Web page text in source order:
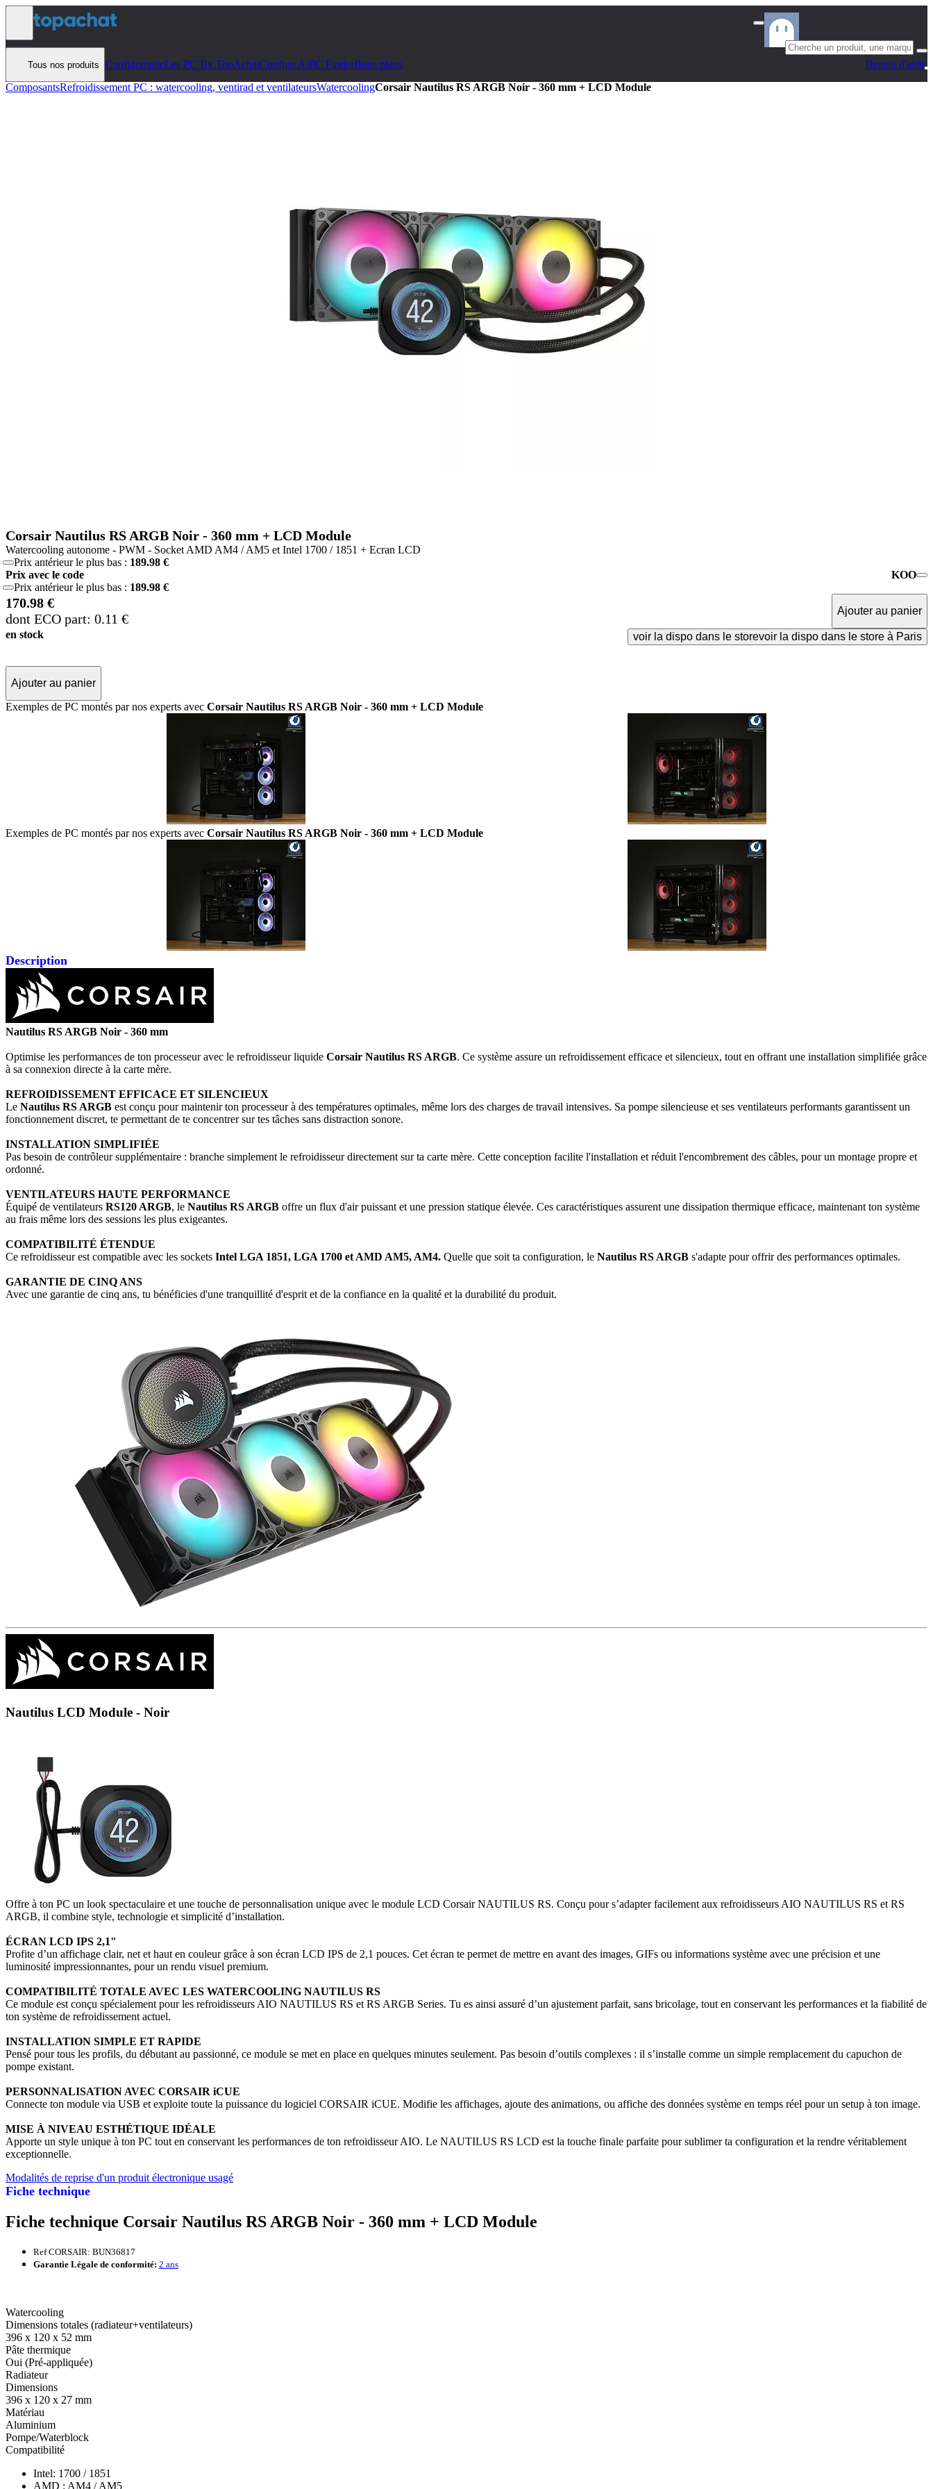
Aller au contenu
Tous nos produits ConfigomaticLes PC By TopAchatConfigo AiPC FinderBons plans
Besoin d'aide
ComposantsRefroidissement PC : watercooling, ventirad et ventilateursWatercoolingCorsair Nautilus RS ARGB Noir - 360 mm + LCD Module
Corsair Nautilus RS ARGB Noir - 360 mm + LCD Module
Watercooling autonome - PWM - Socket AMD AM4 / AM5 et Intel 1700 / 1851 + Ecran LCD
Prix antérieur le plus bas : 189.98 €
Prix avec le code
KOO
Prix antérieur le plus bas : 189.98 €
170.98 €
dont ECO part: 0.11 €
Ajouter au panier
en stock
voir la dispo dans le storevoir la dispo dans le store à Paris
Ajouter au panier
Exemples de PC montés par nos experts avec Corsair Nautilus RS ARGB Noir - 360 mm + LCD Module
Exemples de PC montés par nos experts avec Corsair Nautilus RS ARGB Noir - 360 mm + LCD Module
Description
Fiche technique
Nautilus RS ARGB Noir - 360 mm
Optimise les performances de ton processeur avec le refroidisseur liquide Corsair Nautilus RS ARGB. Ce système assure un refroidissement efficace et silencieux, tout en offrant une installation simplifiée grâce
à sa connexion directe à la carte mère.
REFROIDISSEMENT EFFICACE ET SILENCIEUX
Le Nautilus RS ARGB est conçu pour maintenir ton processeur à des températures optimales, même lors des charges de travail intensives. Sa pompe silencieuse et ses ventilateurs performants garantissent un
fonctionnement discret, te permettant de te concentrer sur tes tâches sans distraction sonore.
INSTALLATION SIMPLIFIÉE
Pas besoin de contrôleur supplémentaire : branche simplement le refroidisseur directement sur ta carte mère. Cette conception facilite l'installation et réduit l'encombrement des câbles, pour un montage propre et
ordonné.
VENTILATEURS HAUTE PERFORMANCE
Équipé de ventilateurs RS120 ARGB, le Nautilus RS ARGB offre un flux d'air puissant et une pression statique élevée. Ces caractéristiques assurent une dissipation thermique efficace, maintenant ton système
au frais même lors des sessions les plus exigeantes.
COMPATIBILITÉ ÉTENDUE
Ce refroidisseur est compatible avec les sockets Intel LGA 1851, LGA 1700 et AMD AM5, AM4. Quelle que soit ta configuration, le Nautilus RS ARGB s'adapte pour offrir des performances optimales.
GARANTIE DE CINQ ANS
Avec une garantie de cinq ans, tu bénéficies d'une tranquillité d'esprit et de la confiance en la qualité et la durabilité du produit.
Nautilus LCD Module - Noir
Offre à ton PC un look spectaculaire et une touche de personnalisation unique avec le module LCD Corsair NAUTILUS RS. Conçu pour s’adapter facilement aux refroidisseurs AIO NAUTILUS RS et RS
ARGB, il combine style, technologie et simplicité d’installation.
ÉCRAN LCD IPS 2,1"
Profite d’un affichage clair, net et haut en couleur grâce à son écran LCD IPS de 2,1 pouces. Cet écran te permet de mettre en avant des images, GIFs ou informations système avec une précision et une
luminosité impressionnantes, pour un rendu visuel premium.
COMPATIBILITÉ TOTALE AVEC LES WATERCOOLING NAUTILUS RS
Ce module est conçu spécialement pour les refroidisseurs AIO NAUTILUS RS et RS ARGB Series. Tu es ainsi assuré d’un ajustement parfait, sans bricolage, tout en conservant les performances et la fiabilité de
ton système de refroidissement actuel.
INSTALLATION SIMPLE ET RAPIDE
Pensé pour tous les profils, du débutant au passionné, ce module se met en place en quelques minutes seulement. Pas besoin d’outils complexes : il s’installe comme un simple remplacement du capuchon de
pompe existant.
PERSONNALISATION AVEC CORSAIR iCUE
Connecte ton module via USB et exploite toute la puissance du logiciel CORSAIR iCUE. Modifie les affichages, ajoute des animations, ou affiche des données système en temps réel pour un setup à ton image.
MISE À NIVEAU ESTHÉTIQUE IDÉALE
Apporte un style unique à ton PC tout en conservant les performances de ton refroidisseur AIO. Le NAUTILUS RS LCD est la touche finale parfaite pour sublimer ta configuration et la rendre véritablement
exceptionnelle.
Modalités de reprise d'un produit électronique usagé
Fiche technique Corsair Nautilus RS ARGB Noir - 360 mm + LCD Module
Ref CORSAIR: BUN36817
Garantie Légale de conformité: 2 ans
Watercooling
Dimensions totales (radiateur+ventilateurs)
396 x 120 x 52 mm
Pâte thermique
Oui (Pré-appliquée)
Radiateur
Dimensions
396 x 120 x 27 mm
Matériau
Aluminium
Pompe/Waterblock
Compatibilité
Intel: 1700 / 1851
AMD : AM4 / AM5